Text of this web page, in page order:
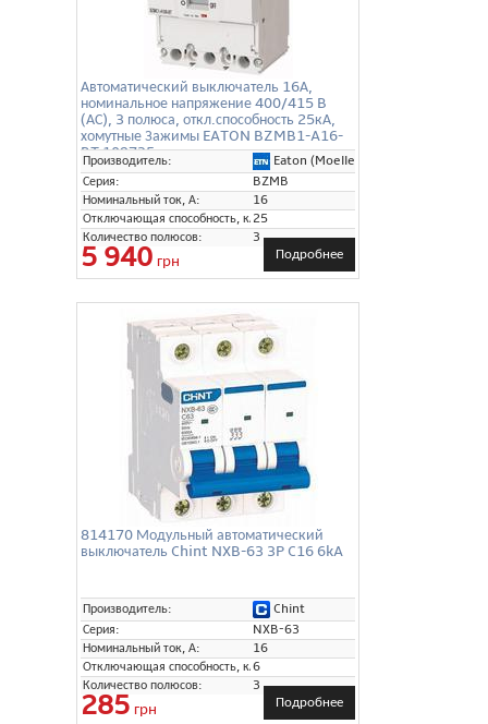
Автоматический выключатель 16А,
номинальное напряжение 400/415 B
(АС), 3 полюса, откл.способность 25кА,
хомутные Зажимы EATON BZMB1-A16-
BT 109735
Производитель:
Eaton (Moeller)
Серия:
BZMB
Номинальный ток, А:
16
Отключающая способность, кА:25
Количество полюсов:
3
5 940 грн Подробнее
814170 Модульный автоматический
выключатель Chint NXB-63 3P C16 6kA
Производитель:
Chint
Серия:
NXB-63
Номинальный ток, А:
16
Отключающая способность, кА:
6
Количество полюсов:
3
285 грн Подробнее